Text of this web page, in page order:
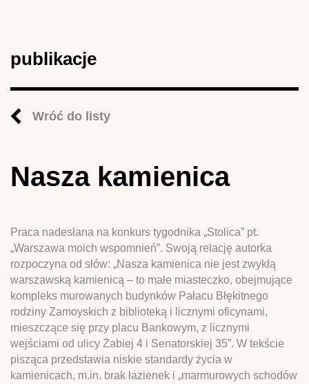
publikacje
Wróć do listy
Nasza kamienica
Praca nadesłana na konkurs tygodnika „Stolica” pt.
„Warszawa moich wspomnień”. Swoją relację autorka
rozpoczyna od słów: „Nasza kamienica nie jest zwykłą
warszawską kamienicą – to małe miasteczko, obejmujące
kompleks murowanych budynków Pałacu Błękitnego
rodziny Zamoyskich z biblioteką i licznymi oficynami,
mieszczące się przy placu Bankowym, z licznymi
wejściami od ulicy Żabiej 4 i Senatorskiej 35”. W tekście
pisząca przedstawia niskie standardy życia w
kamienicach, m.in. brak łazienek i „marmurowych schodów